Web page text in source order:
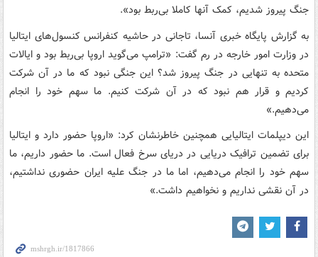
جنگ پیروز شدیم، کمک آنها کاملا بی‌ربط بود».
به گزارش پایگاه خبری آنسا، تاجانی در حاشیه کنفرانس کنسول‌های ایتالیا
در وزارت امور خارجه در رم گفت: «ترامپ می‌گوید اروپا بی‌ربط بود و ایالات
متحده به تنهایی در جنگ پیروز شد؟ این جنگی نبود که ما در آن شرکت
کردیم و قرار هم نبود که در آن شرکت کنیم. ما سهم خود را انجام
می‌دهیم.»
این دیپلمات ایتالیایی همچنین خاطرنشان کرد: «اروپا حضور دارد و ایتالیا
برای تضمین ترافیک دریایی در دریای سرخ فعال است. ما حضور داریم، ما
سهم خود را انجام می‌دهیم، اما ما در جنگ علیه ایران حضوری نداشتیم،
در آن نقشی نداریم و نخواهیم داشت.»